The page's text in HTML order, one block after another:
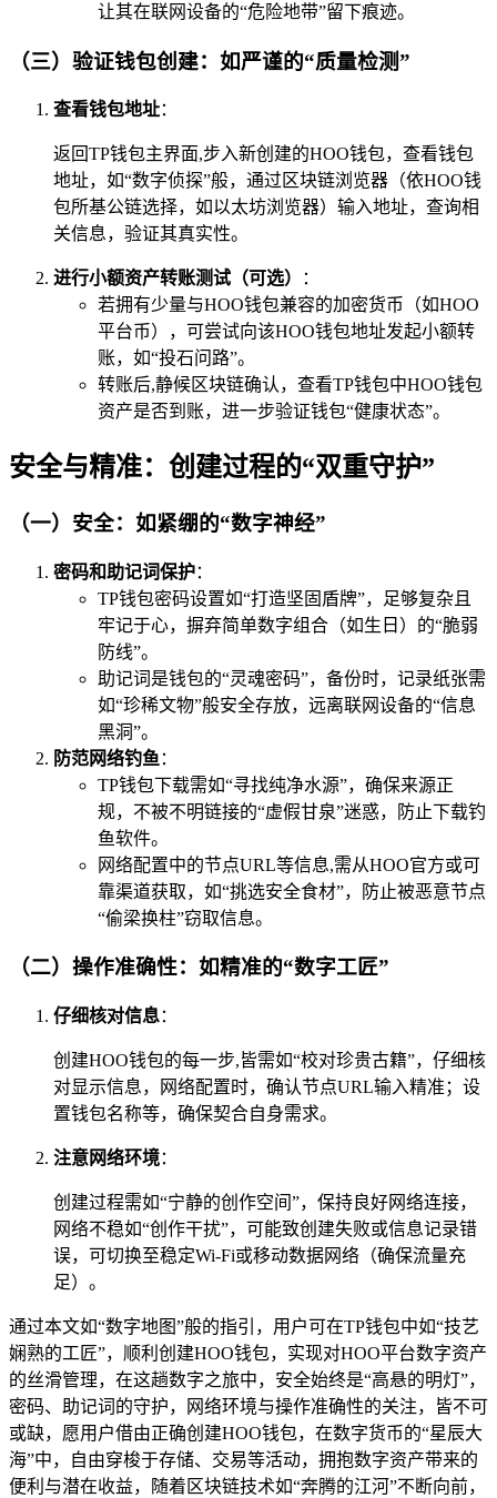
让其在联网设备的“危险地带”留下痕迹。
（三）验证钱包创建：如严谨的“质量检测”
查看钱包地址：
返回TP钱包主界面,步入新创建的HOO钱包，查看钱包
地址，如“数字侦探”般，通过区块链浏览器（依HOO钱
包所基公链选择，如以太坊浏览器）输入地址，查询相
关信息，验证其真实性。
进行小额资产转账测试（可选）
：
若拥有少量与HOO钱包兼容的加密货币（如HOO
平台币），可尝试向该HOO钱包地址发起小额转
账，如“投石问路”。
转账后,静候区块链确认，查看TP钱包中HOO钱包
资产是否到账，进一步验证钱包“健康状态”。
安全与精准：创建过程的“双重守护”
（一）安全：如紧绷的“数字神经”
密码和助记词保护：
TP钱包密码设置如“打造坚固盾牌”，足够复杂且
牢记于心，摒弃简单数字组合（如生日）的“脆弱
防线”。
助记词是钱包的“灵魂密码”，备份时，记录纸张需
如“珍稀文物”般安全存放，远离联网设备的“信息
黑洞”。
防范网络钓鱼 ：
TP钱包下载需如“寻找纯净水源”，确保来源正
规，不被不明链接的“虚假甘泉”迷惑，防止下载钓
鱼软件。
网络配置中的节点URL等信息,需从HOO官方或可
靠渠道获取，如“挑选安全食材”，防止被恶意节点
“偷梁换柱”窃取信息。
（二）操作准确性：如精准的“数字工匠”
仔细核对信息：
创建HOO钱包的每一步,皆需如“校对珍贵古籍”，仔细核
对显示信息，网络配置时，确认节点URL输入精准；设
置钱包名称等，确保契合自身需求。
注意网络环境：
创建过程需如“宁静的创作空间”，保持良好网络连接，
网络不稳如“创作干扰”，可能致创建失败或信息记录错
误，可切换至稳定Wi-Fi或移动数据网络（确保流量充
足）。
通过本文如“数字地图”般的指引，用户可在TP钱包中如“技艺
娴熟的工匠”，顺利创建HOO钱包，实现对HOO平台数字资产
的丝滑管理，在这趟数字之旅中，安全始终是“高悬的明灯”，
密码、助记词的守护，网络环境与操作准确性的关注，皆不可
或缺，愿用户借由正确创建HOO钱包，在数字货币的“星辰大
海”中，自由穿梭于存储、交易等活动，拥抱数字资产带来的
便利与潜在收益，随着区块链技术如“奔腾的江河”不断向前，